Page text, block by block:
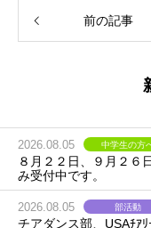
前の記事
2026.08.05 中学生の方
８月２２日、９月２６
み受付中です。
2026.08.05 部活動
チアダンス部、USAﾁｱ